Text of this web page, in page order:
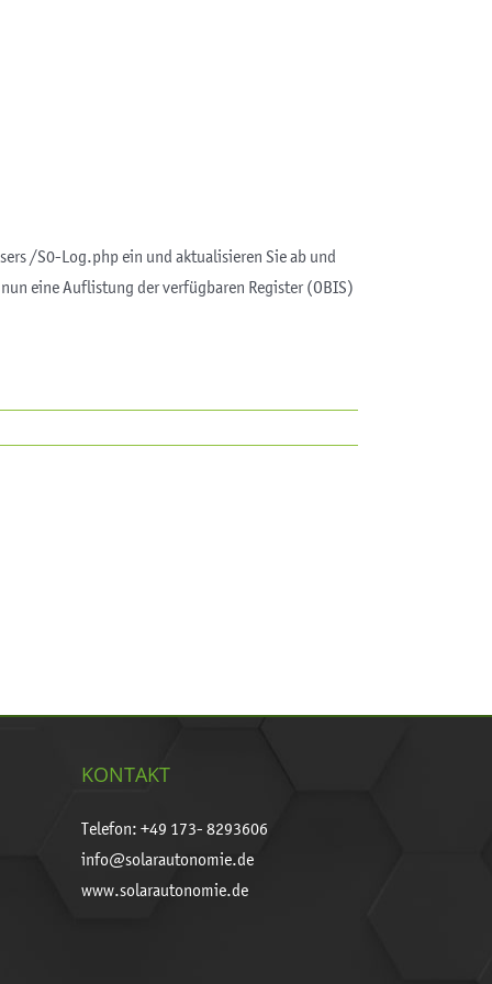
/S0-Log.php ein und aktualisieren Sie ab und
eine Auflistung der verfügbaren Register (OBIS)
KONTAKT
Telefon: +49 173- 8293606
info@solarautonomie.de
www.solarautonomie.de